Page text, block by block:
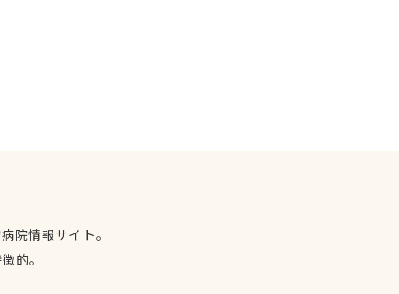
院情報サイト。
的。